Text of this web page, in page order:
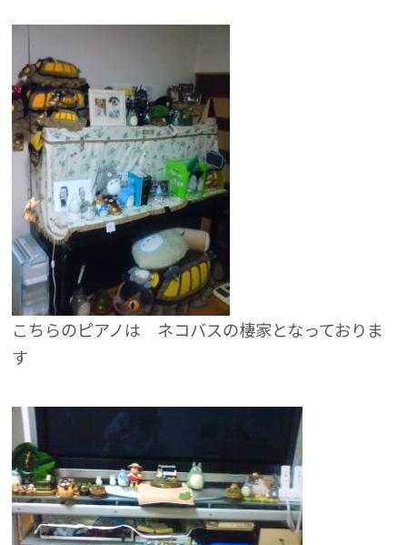
こちらのピアノは ネコバスの棲家となっておりま
す